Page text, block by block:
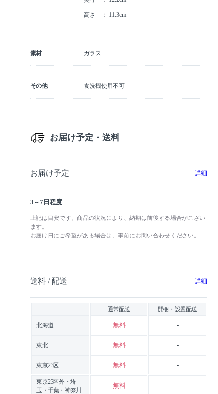
高さ 11.3cm
素材 ガラス
その他 食洗機使用不可
お届け予定・送料
お届け予定 詳細
3～7日程度
上記は目安です。商品の状況により、納期は前後する場合がござい
ます。
お届け日にご希望がある場合は、事前にお問い合わせください。
送料 / 配送 詳細
通常配送 開梱・設置配送
北海道 無料 -
東北 無料 -
東京23区 無料 -
東京23区外・埼
玉・千葉・神奈川
無料 -